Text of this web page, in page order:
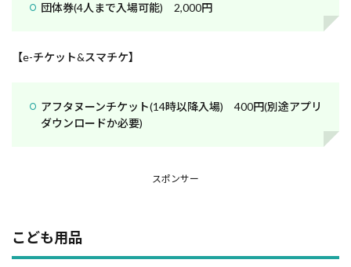
団体券(4人まで入場可能) 2,000円
【e-チケット&スマチケ】
アフタヌーンチケット(14時以降入場) 400円(別途アプリ
ダウンロードか必要)
スポンサー
こども用品